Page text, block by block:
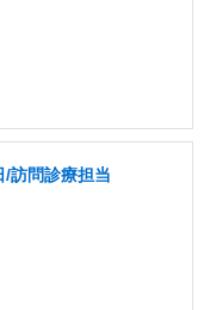
訪問診療担当